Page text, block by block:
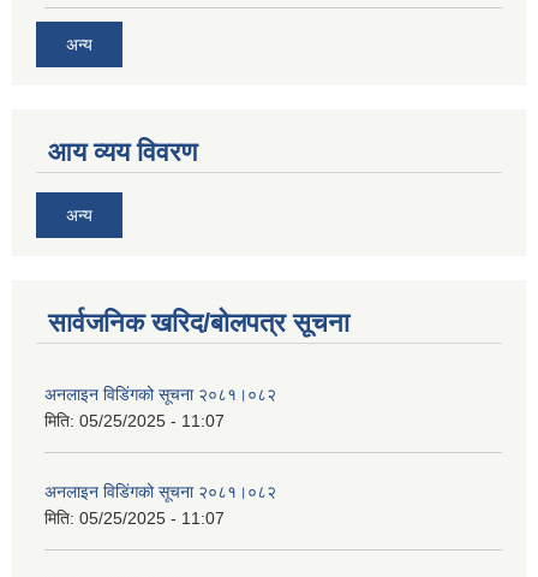
अन्य
आय व्यय विवरण
अन्य
सार्वजनिक खरिद/बोलपत्र सूचना
अनलाइन विडि‌ं‍गको सूचना २०८१।०८२
मिति: 05/25/2025 - 11:07
अनलाइन विडि‌ं‍गको सूचना २०८१।०८२
मिति: 05/25/2025 - 11:07